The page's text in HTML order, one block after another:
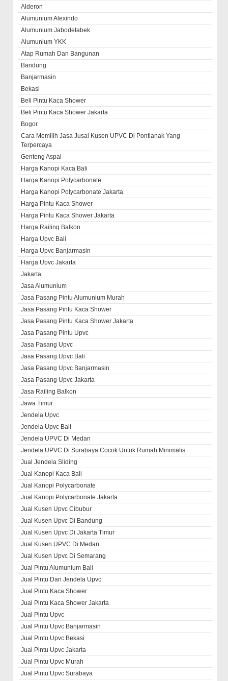
Alderon
Alumunium Alexindo
Alumunium Jabodetabek
Alumunium YKK
Atap Rumah Dan Bangunan
Bandung
Banjarmasin
Bekasi
Beli Pintu Kaca Shower
Beli Pintu Kaca Shower Jakarta
Bogor
Cara Memilih Jasa Jusal Kusen UPVC Di Pontianak Yang
Terpercaya
Genteng Aspal
Harga Kanopi Kaca Bali
Harga Kanopi Polycarbonate
Harga Kanopi Polycarbonate Jakarta
Harga Pintu Kaca Shower
Harga Pintu Kaca Shower Jakarta
Harga Railing Balkon
Harga Upvc Bali
Harga Upvc Banjarmasin
Harga Upvc Jakarta
Jakarta
Jasa Alumunium
Jasa Pasang Pintu Alumunium Murah
Jasa Pasang Pintu Kaca Shower
Jasa Pasang Pintu Kaca Shower Jakarta
Jasa Pasang Pintu Upvc
Jasa Pasang Upvc
Jasa Pasang Upvc Bali
Jasa Pasang Upvc Banjarmasin
Jasa Pasang Upvc Jakarta
Jasa Railing Balkon
Jawa Timur
Jendela Upvc
Jendela Upvc Bali
Jendela UPVC Di Medan
Jendela UPVC Di Surabaya Cocok Untuk Rumah Minimalis
Jual Jendela Sliding
Jual Kanopi Kaca Bali
Jual Kanopi Polycarbonate
Jual Kanopi Polycarbonate Jakarta
Jual Kusen Upvc Cibubur
Jual Kusen Upvc Di Bandung
Jual Kusen Upvc Di Jakarta Timur
Jual Kusen UPVC Di Medan
Jual Kusen Upvc Di Semarang
Jual Pintu Alumunium Bali
Jual Pintu Dan Jendela Upvc
Jual Pintu Kaca Shower
Jual Pintu Kaca Shower Jakarta
Jual Pintu Upvc
Jual Pintu Upvc Banjarmasin
Jual Pintu Upvc Bekasi
Jual Pintu Upvc Jakarta
Jual Pintu Upvc Murah
Jual Pintu Upvc Surabaya